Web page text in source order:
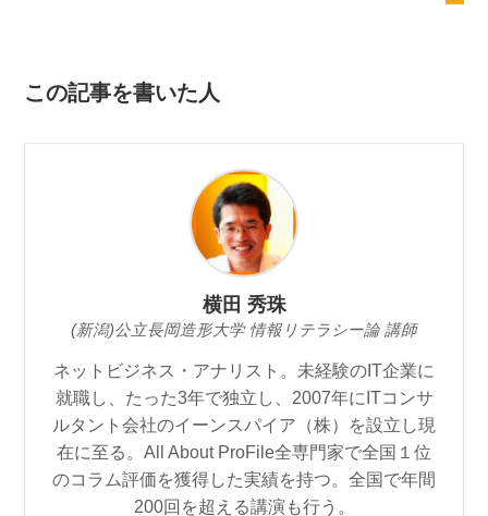
この記事を書いた人
横田 秀珠
(新潟)公立長岡造形大学 情報リテラシー論 講師
ネットビジネス・アナリスト。未経験のIT企業に
就職し、たった3年で独立し、2007年にITコンサ
ルタント会社のイーンスパイア（株）を設立し現
在に至る。All About ProFile全専門家で全国１位
のコラム評価を獲得した実績を持つ。全国で年間
200回を超える講演も行う。